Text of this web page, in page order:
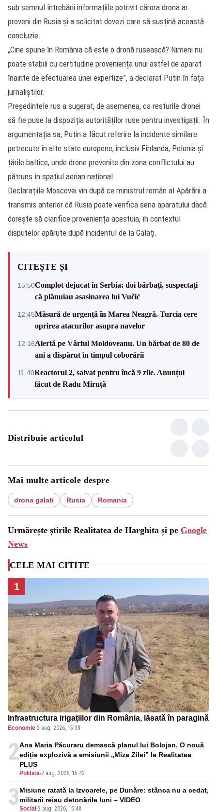
sub semnul întrebării informațiile potrivit cărora drona ar
proveni din Rusia și a solicitat dovezi care să susțină această
concluzie.
„Cine spune în România că este o dronă rusească? Nimeni nu
poate stabili cu certitudine proveniența unui astfel de aparat
înainte de efectuarea unei expertize”, a declarat Putin în fața
jurnaliștilor.
Președintele rus a sugerat, de asemenea, ca resturile dronei
să fie puse la dispoziția autorităților ruse pentru investigații. În
argumentația sa, Putin a făcut referire la incidente similare
petrecute în alte state europene, inclusiv Finlanda, Polonia și
țările baltice, unde drone provenite din zona conflictului au
pătruns în spațiul aerian național.
Declarațiile Moscovei vin după ce ministrul român al Apărării a
transmis anterior că Rusia poate verifica seria aparatului dacă
dorește să clarifice proveniența acestuia, în contextul
disputelor apărute după incidentul de la Galați.
CITEȘTE ȘI
15:50Complot dejucat în Serbia: doi bărbați, suspectați
că plănuiau asasinarea lui Vučić
12:45Măsură de urgență în Marea Neagră. Turcia cere
oprirea atacurilor asupra navelor
12:16Alertă pe Vârful Moldoveanu. Un bărbat de 80 de
ani a dispărut în timpul coborârii
11:40Reactorul 2, salvat pentru încă 9 zile. Anunțul
făcut de Radu Miruță
Distribuie articolul
Mai multe articole despre
drona galati Rusia Romania
Urmărește știrile Realitatea de Harghita și pe Google
News
CELE MAI CITITE
1
Infrastructura irigațiilor din România, lăsată în paragină
Economie·2 aug. 2026, 15:38
2
Politica-2 aug. 2026, 15:42
Ana Maria Păcuraru demască planul lui Bolojan. O nouă
ediție explozivă a emisiunii „Miza Zilei” la Realitatea
PLUS
3Social -2 aug. 2026, 15:48
Misiune ratată la Izvoarele, pe Dunăre: stânca nu a cedat,
militarii reiau detonările luni – VIDEO